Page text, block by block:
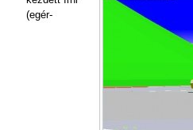
(egér-